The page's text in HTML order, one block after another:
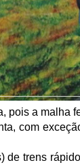
pois a malha
com
trens